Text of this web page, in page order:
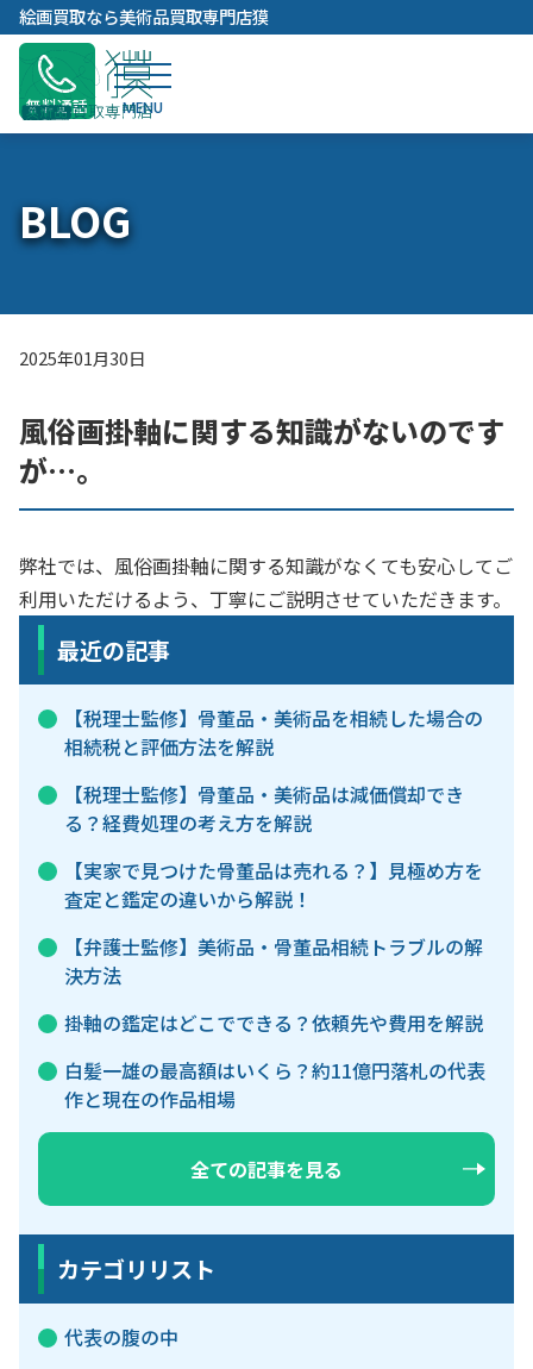
内
容
キ
絵画買取なら美術品買取専門店獏
無料通話
BLOG
最近の記事
【税理士監修】骨董品・美術品を相続した場合の
相続税と評価方法を解説
【税理士監修】骨董品・美術品は減価償却でき
る？経費処理の考え方を解説
【実家で見つけた骨董品は売れる？】見極め方を
査定と鑑定の違いから解説！
【弁護士監修】美術品・骨董品相続トラブルの解
決方法
掛軸の鑑定はどこでできる？依頼先や費用を解説
白髪一雄の最高額はいくら？約11億円落札の代表
作と現在の作品相場
全ての記事を見る
カテゴリリスト
代表の腹の中
2025年01月30日
風俗画掛軸に関する知識がないのです
が…。
弊社では、風俗画掛軸に関する知識がなくても安心してご
利用いただけるよう、丁寧にご説明させていただきます。